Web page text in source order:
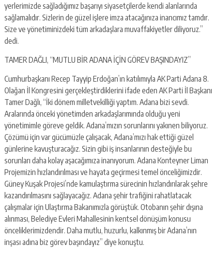
yerlerimizde sağladığımız başarıyı siyasetçilerde kendi alanlarında
sağlamalıdır. Sizlerin de güzel işlere imza atacağınıza inancımız tamdır.
Size ve yönetiminizdeki tüm arkadaşlara muvaffakiyetler diliyoruz.”
dedi.
TAMER DAĞLI, “MUTLU BİR ADANA İÇİN GÖREV BAŞINDAYIZ”
Cumhurbaşkanı Recep Tayyip Erdoğan’ın katılımıyla AK Parti Adana 8.
Olağan İl Kongresini gerçekleştirdiklerini ifade eden AK Parti İl Başkanı
Tamer Dağlı, “İki dönem milletvekilliği yaptım. Adana bizi sevdi.
Aralarında önceki yönetimden arkadaşlarımında olduğu yeni
yönetimimle göreve geldik. Adana’mızın sorunlarını yakınen biliyoruz.
Çözümü için var gücümüzle çalışacak, Adana’mızı hak ettiği güzel
günlerine kavuşturacağız. Sizin gibi iş insanlarının desteğiyle bu
sorunları daha kolay aşacağımıza inanıyorum. Adana Konteyner Liman
Projemizin hızlandırılması ve hayata geçirmesi temel önceliğimizdir.
Güney Kuşak Projesi’nde kamulaştırma sürecinin hızlandırılarak şehre
kazandırılmasını sağlayacağız. Adana şehir trafiğini rahatlatacak
çalışmalar için Ulaştırma Bakanımızla görüştük. Otobanın şehir dışına
alınması, Belediye Evleri Mahallesinin kentsel dönüşüm konusu
önceliklerimizdendir. Daha mutlu, huzurlu, kalkınmış bir Adana’nın
inşası adına biz görev başındayız” diye konuştu.